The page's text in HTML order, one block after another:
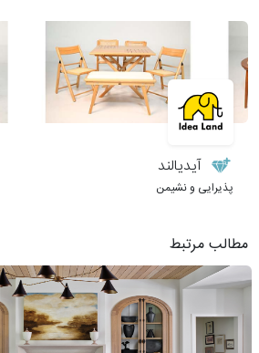
آیدیالند
پذیرایی و نشیمن
مطالب مرتبط